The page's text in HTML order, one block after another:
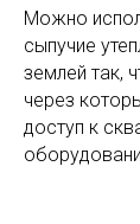
Можно
сыпучие
землей так,
через
доступ к